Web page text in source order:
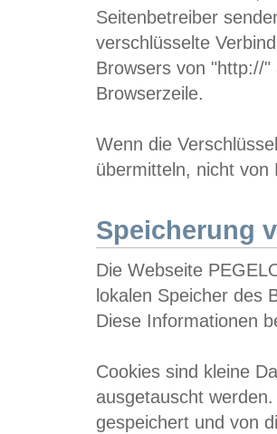
Seitenbetreiber
verschlüsselte
Browsers von "http://
Browserzeile.
Wenn die
übermitteln, nicht von
Speicherung
Die Webseite
lokalen Speicher des
Diese Informationen
Cookies sind kleine
ausgetauscht
gespeichert und von